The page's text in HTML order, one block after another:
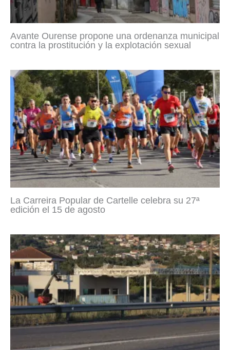
Avante Ourense propone una ordenanza municipal
contra la prostitución y la explotación sexual
La Carreira Popular de Cartelle celebra su 27ª
edición el 15 de agosto